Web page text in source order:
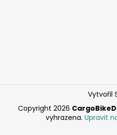
Vytvořil
Copyright 2026
vyhrazena. Upravit